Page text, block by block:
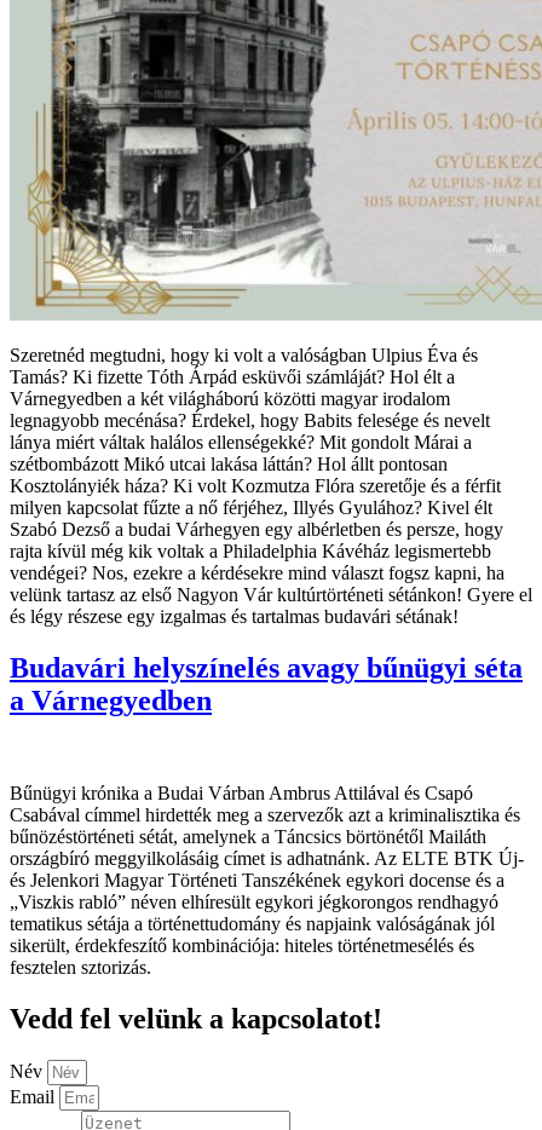
Szeretnéd megtudni, hogy ki volt a valóságban Ulpius Éva és
Tamás? Ki fizette Tóth Árpád esküvői számláját? Hol élt a
Várnegyedben a két világháború közötti magyar irodalom
legnagyobb mecénása? Érdekel, hogy Babits felesége és nevelt
lánya miért váltak halálos ellenségekké? Mit gondolt Márai a
szétbombázott Mikó utcai lakása láttán? Hol állt pontosan
Kosztolányiék háza? Ki volt Kozmutza Flóra szeretője és a férfit
milyen kapcsolat fűzte a nő férjéhez, Illyés Gyulához? Kivel élt
Szabó Dezső a budai Várhegyen egy albérletben és persze, hogy
rajta kívül még kik voltak a Philadelphia Kávéház legismertebb
vendégei? Nos, ezekre a kérdésekre mind választ fogsz kapni, ha
velünk tartasz az első Nagyon Vár kultúrtörténeti sétánkon! Gyere el
és légy részese egy izgalmas és tartalmas budavári sétának!
Budavári helyszínelés avagy bűnügyi séta
a Várnegyedben
Bűnügyi krónika a Budai Várban Ambrus Attilával és Csapó
Csabával címmel hirdették meg a szervezők azt a kriminalisztika és
bűnözéstörténeti sétát, amelynek a Táncsics börtönétől Mailáth
országbíró meggyilkolásáig címet is adhatnánk. Az ELTE BTK Új-
és Jelenkori Magyar Történeti Tanszékének egykori docense és a
„Viszkis rabló” néven elhíresült egykori jégkorongos rendhagyó
tematikus sétája a történettudomány és napjaink valóságának jól
sikerült, érdekfeszítő kombinációja: hiteles történetmesélés és
fesztelen sztorizás.
Vedd fel velünk a kapcsolatot!
Név
Email